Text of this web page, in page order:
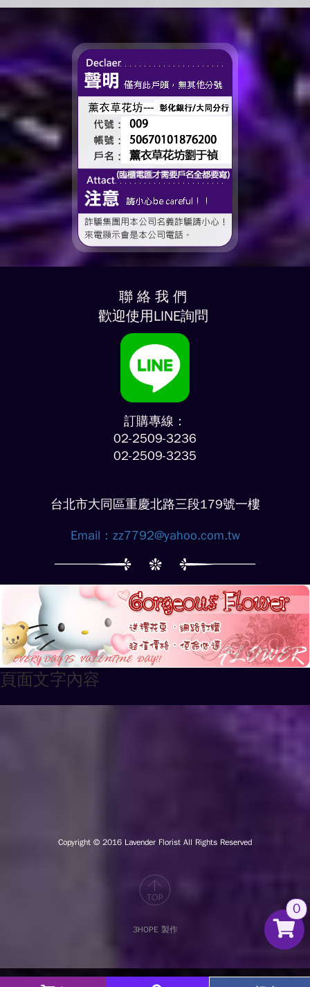
很多，準備往下一段生活前
——有一個人，一直都...
聯 絡 我 們
歡迎使用LINE詢問
訂購專線：
02-2509-3236
02-2509-3235
台北市大同區重慶北路三段179號一樓
Email： zz7792@yahoo.com.tw
頁面文字內容
Copyright © 2016 Lavender Florist All Rights Reserved
3HOPE 製作
0